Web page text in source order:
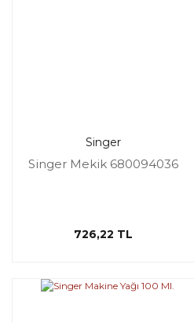
Singer
Singer Mekik 680094036
726,22 TL